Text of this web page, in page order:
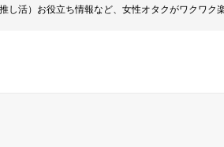
し活）お役立ち情報など、女性オタクがワクワク